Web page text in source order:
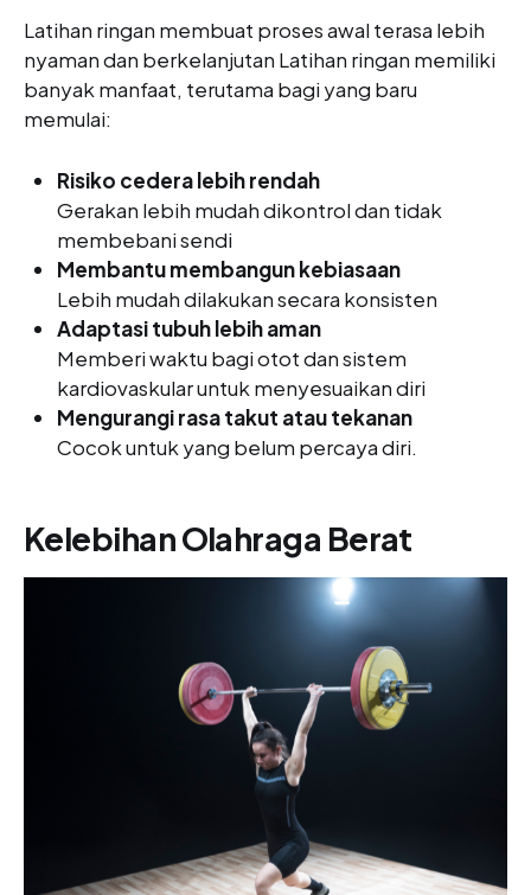
Latihan ringan membuat proses awal terasa lebih
nyaman dan berkelanjutan Latihan ringan memiliki
banyak manfaat, terutama bagi yang baru
memulai:
Risiko cedera lebih rendah
Gerakan lebih mudah dikontrol dan tidak
membebani sendi
Membantu membangun kebiasaan
Lebih mudah dilakukan secara konsisten
Adaptasi tubuh lebih aman
Memberi waktu bagi otot dan sistem
kardiovaskular untuk menyesuaikan diri
Mengurangi rasa takut atau tekanan
Cocok untuk yang belum percaya diri.
Kelebihan Olahraga Berat